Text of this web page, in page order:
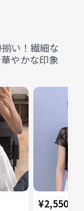
い！繊細な
やかな印象
¥2,550